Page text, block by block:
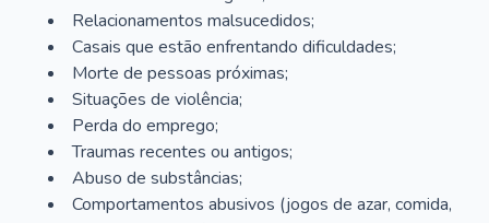
Relacionamentos malsucedidos;
Casais que estão enfrentando dificuldades;
Morte de pessoas próximas;
Situações de violência;
Perda do emprego;
Traumas recentes ou antigos;
Abuso de substâncias;
Comportamentos abusivos (jogos de azar, comida,